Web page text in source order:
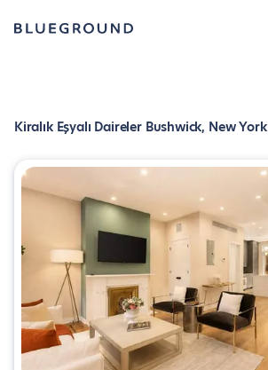
Kiralık Eşyalı Daireler Bushwick, New York